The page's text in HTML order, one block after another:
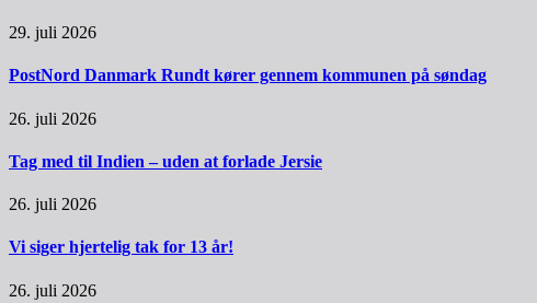
29. juli 2026
PostNord Danmark Rundt kører gennem kommunen på søndag
26. juli 2026
Tag med til Indien – uden at forlade Jersie
26. juli 2026
Vi siger hjertelig tak for 13 år!
26. juli 2026